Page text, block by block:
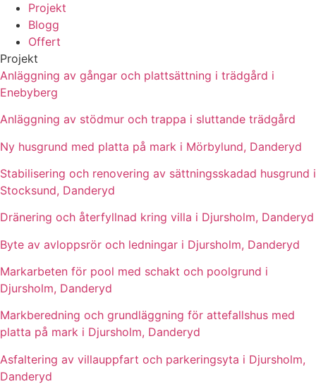
Projekt
Blogg
Offert
Projekt
Anläggning av gångar och plattsättning i trädgård i
Enebyberg
Anläggning av stödmur och trappa i sluttande trädgård
Ny husgrund med platta på mark i Mörbylund, Danderyd
Stabilisering och renovering av sättningsskadad husgrund i
Stocksund, Danderyd
Dränering och återfyllnad kring villa i Djursholm, Danderyd
Byte av avloppsrör och ledningar i Djursholm, Danderyd
Markarbeten för pool med schakt och poolgrund i
Djursholm, Danderyd
Markberedning och grundläggning för attefallshus med
platta på mark i Djursholm, Danderyd
Asfaltering av villauppfart och parkeringsyta i Djursholm,
Danderyd